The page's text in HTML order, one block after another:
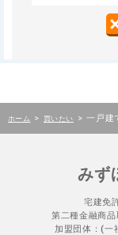
ホーム > 買いたい > 一戸建
みず
宅建免
第二種金融商
加盟団体：(